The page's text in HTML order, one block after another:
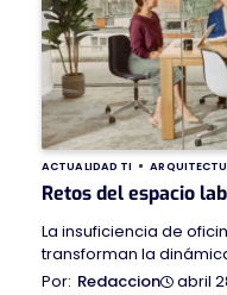
ACTUALIDAD TI
Retos del espacio
La insuficiencia de
transforman la
Redaccion
abril